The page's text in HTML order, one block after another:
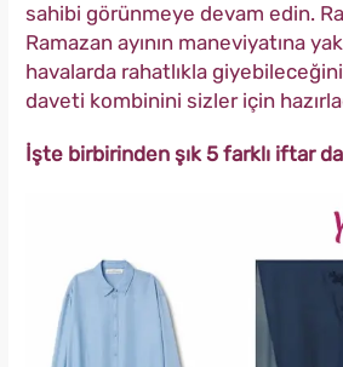
sahibi görünmeye devam edin.
Ramazan ayının maneviyatına
havalarda rahatlıkla
daveti kombinini sizler için
İşte birbirinden şık 5 farklı iftar